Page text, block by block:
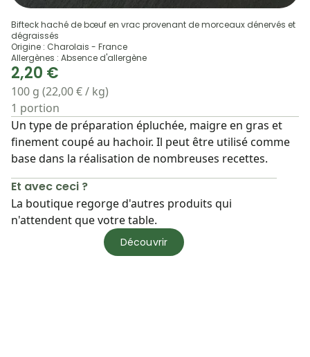
Bifteck haché de bœuf en vrac provenant de morceaux dénervés et
dégraissés
Origine : Charolais - France
Allergènes : Absence d'allergène
2,20 €
100 g (22,00 € / kg)
1 portion
Un type de préparation épluchée, maigre en gras et
finement coupé au hachoir. Il peut être utilisé comme
base dans la réalisation de nombreuses recettes.
Et avec ceci ?
La boutique regorge d'autres produits qui
n'attendent que votre table.
Découvrir